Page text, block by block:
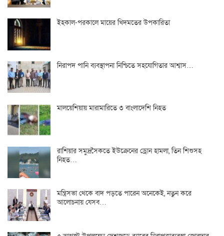
ইহকাল-পরকালে মায়ের খিদমতের উপকারিতা
নিরাপদ পানি ব্যবস্থাপনা নিশ্চিতে সহযোগিতার আশ্বাস…
মালয়েশিয়ায় মারামারিতে ৩ বাংলাদেশি নিহত
রাশিয়ার সমুদ্রসৈকতে ইউক্রেনের ড্রোন হামলা, তিন শিশুসহ
নিহত…
মন্ত্রিসভা থেকে বাদ পড়তে পারেন অনেকেই, নতুন করে
আলোচনায় যেসব…